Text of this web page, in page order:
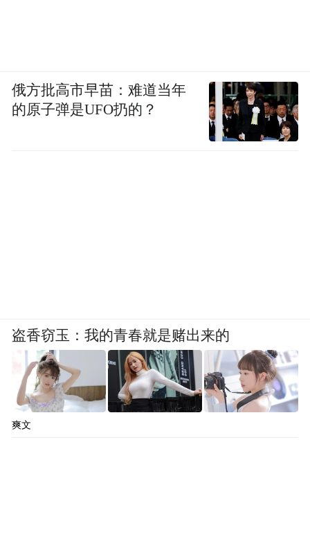
俄方批高市早苗：难道当年
的原子弹是UFO扔的？
盗香窃玉：我的青春就是赌出来的
爽文